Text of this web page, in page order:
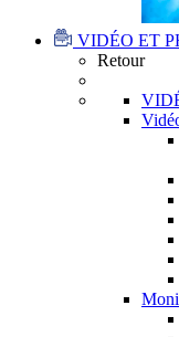
VIDÉO ET
Retour